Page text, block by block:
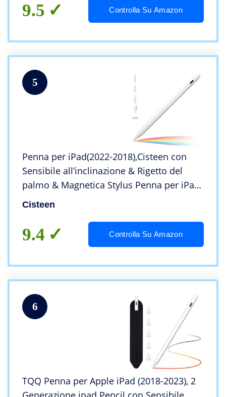
9.5 Controlla Su Amazon
5
Penna per iPad(2022-2018),Cisteen con
Sensibile all’inclinazione & Rigetto del
palmo & Magnetica Stylus Penna per iPad
10/9/8/7/6a Generazione, iPad Pro
Cisteen
9.4 Controlla Su Amazon
6
TQQ Penna per Apple iPad (2018-2023), 2